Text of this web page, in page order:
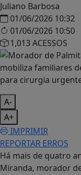
Juliano Barbosa
01/06/2026 10:32
01/06/2026 10:50
1,013 ACESSOS
A-
A+
IMPRIMIR
REPORTAR ERROS
Há mais de quatro
Miranda, morador